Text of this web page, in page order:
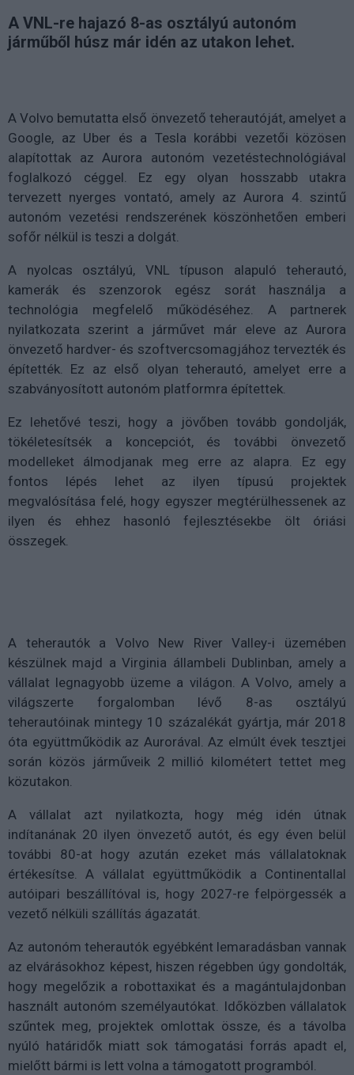
A VNL-re hajazó 8-as osztályú autonóm
járműből húsz már idén az utakon lehet.
A Volvo bemutatta első önvezető teherautóját, amelyet a
Google, az Uber és a Tesla korábbi vezetői közösen
alapítottak az Aurora autonóm vezetéstechnológiával
foglalkozó céggel. Ez egy olyan hosszabb utakra
tervezett nyerges vontató, amely az Aurora 4. szintű
autonóm vezetési rendszerének köszönhetően emberi
sofőr nélkül is teszi a dolgát.
A nyolcas osztályú, VNL típuson alapuló teherautó,
kamerák és szenzorok egész sorát használja a
technológia megfelelő működéséhez. A partnerek
nyilatkozata szerint a járművet már eleve az Aurora
önvezető hardver- és szoftvercsomagjához tervezték és
építették. Ez az első olyan teherautó, amelyet erre a
szabványosított autonóm platformra építettek.
Ez lehetővé teszi, hogy a jövőben tovább gondolják,
tökéletesítsék a koncepciót, és további önvezető
modelleket álmodjanak meg erre az alapra. Ez egy
fontos lépés lehet az ilyen típusú projektek
megvalósítása felé, hogy egyszer megtérülhessenek az
ilyen és ehhez hasonló fejlesztésekbe ölt óriási
összegek.
A teherautók a Volvo New River Valley-i üzemében
készülnek majd a Virginia állambeli Dublinban, amely a
vállalat legnagyobb üzeme a világon. A Volvo, amely a
világszerte forgalomban lévő 8-as osztályú
teherautóinak mintegy 10 százalékát gyártja, már 2018
óta együttműködik az Aurorával. Az elmúlt évek tesztjei
során közös járműveik 2 millió kilométert tettet meg
közutakon.
A vállalat azt nyilatkozta, hogy még idén útnak
indítanának 20 ilyen önvezető autót, és egy éven belül
további 80-at hogy azután ezeket más vállalatoknak
értékesítse. A vállalat együttműködik a Continentallal
autóipari beszállítóval is, hogy 2027-re felpörgessék a
vezető nélküli szállítás ágazatát.
Az autonóm teherautók egyébként lemaradásban vannak
az elvárásokhoz képest, hiszen régebben úgy gondolták,
hogy megelőzik a robottaxikat és a magántulajdonban
használt autonóm személyautókat. Időközben vállalatok
szűntek meg, projektek omlottak össze, és a távolba
nyúló határidők miatt sok támogatási forrás apadt el,
mielőtt bármi is lett volna a támogatott programból.